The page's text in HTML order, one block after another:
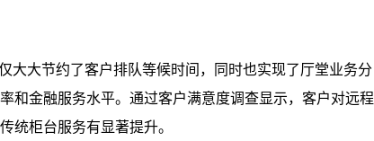
大节约了客户排队等候时间，同时也实现了厅堂业务分
和金融服务水平。通过客户满意度调查显示，客户对远程
统柜台服务有显著提升。